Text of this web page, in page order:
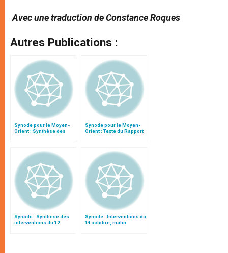
Avec une traduction de Constance Roques
Autres Publications :
Synode pour le Moyen-
Orient : Synthèse des
Synode pour le Moyen-
Orient : Texte du Rapport
Synode : Synthèse des
interventions du 12
octobre (matin)
Synode : Interventions du
14 octobre, matin